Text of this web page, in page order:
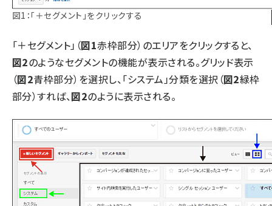
図1：「＋セグメント」をクリックする
「＋セグメント」（図1赤枠部分）のエリアをクリックすると、
図2のようなセグメントの機能が表示される。グリッド表示
（図2青枠部分）を選択し、「システム」分類を選択（図2緑枠
部分）すれば、図2のように表示される。